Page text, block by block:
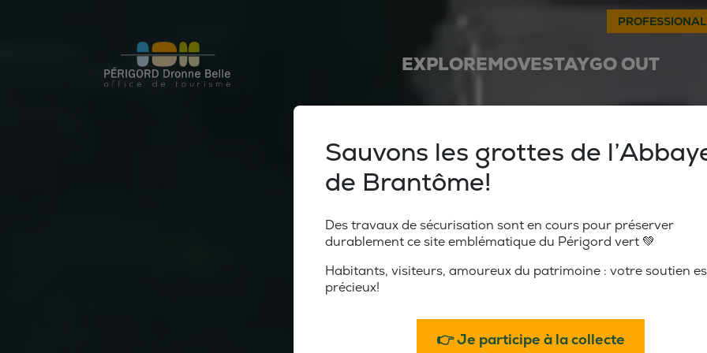
EXPLOREMOVESTAYGO OUT
Sauvons les grottes de
de Brantôme!
Des travaux de sécurisation sont en cours pour préserver
durablement ce site emblématique du Périgord vert 💚
Habitants, visiteurs, amoureux du patrimoine : votre soutien
précieux!
👉 Je participe à la collecte